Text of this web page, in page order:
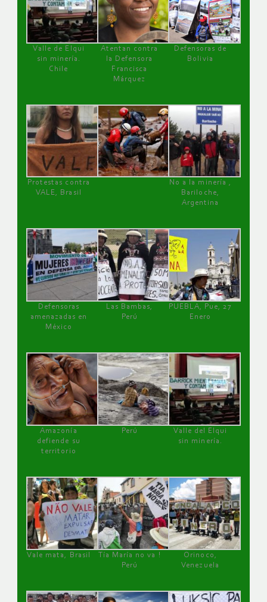
Valle de Elqui
sin minería.
Chile
Atentan contra
la Defensora
Francisca
Márquez
Defensoras de
Bolivia
Protestas contra
VALE, Brasil
No a la minería ,
Bariloche,
Argentina
Defensoras
amenazadas en
México
Las Bambas,
Perú
PUEBLA, Pue, 27
Enero
Amazonía
defiende su
territorio
Perú
Valle del Elqui
sin minería.
Vale mata, Brasil
Tía María no va !
Perú
Orinoco,
Venezuela